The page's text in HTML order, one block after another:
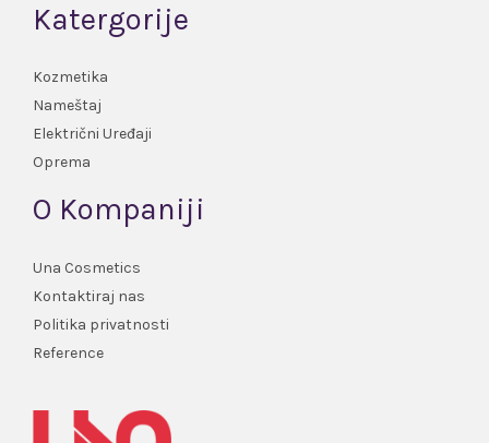
Katergorije
Kozmetika
Nameštaj
Električni Uređaji
Oprema
O Kompaniji
Una Cosmetics
Kontaktiraj nas
Politika privatnosti
Reference